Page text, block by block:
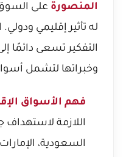
المنصورة على
له تأثير إقليمي
التفكير تسعى دائمًا
وخبراتها لتشمل
فهم الأسواق
اللازمة
السعودية،